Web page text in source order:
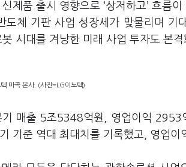
제품 출시 영향으로 ‘상저하고’ 흐름
도체 기판 사업 성장세가 맞물리며 기
시대를 겨냥한 미래 사업 투자도 본
텍 마곡 본사. (사진=LG이노텍)
매출 5조5348억원, 영업이익 2953
기준 역대 최대치를 기록했고, 영업이